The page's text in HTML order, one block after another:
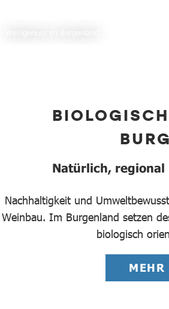
Natürlich,
Nachhaltigkeit und
Weinbau. Im Burgenland setzen
biologisch
MEHR